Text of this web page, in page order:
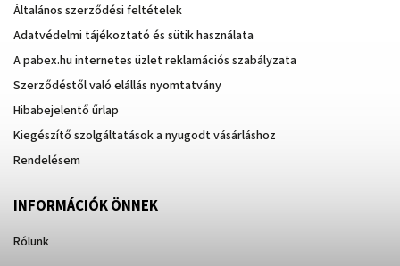
Általános szerződési feltételek
Adatvédelmi tájékoztató és sütik használata
A pabex.hu internetes üzlet reklamációs szabályzata
Szerződéstől való elállás nyomtatvány
Hibabejelentő űrlap
Kiegészítő szolgáltatások a nyugodt vásárláshoz
Rendelésem
INFORMÁCIÓK ÖNNEK
Rólunk